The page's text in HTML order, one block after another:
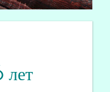
лет